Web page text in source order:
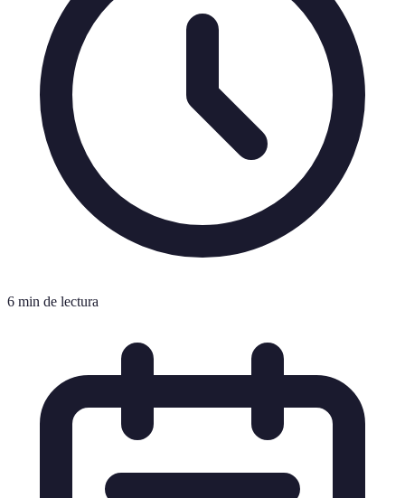
6 min de lectura